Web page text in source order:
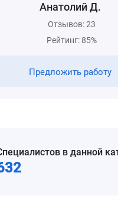
Анатолий Д.
Отзывов: 23
Рейтинг: 85%
Предложить работу
в данной